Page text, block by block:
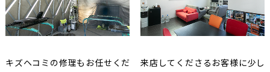
キズヘコミの修理もお任せくだ
来店してくださるお客様に少し